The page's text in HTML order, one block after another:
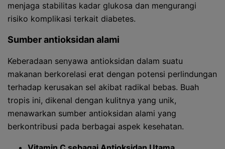
menjaga stabilitas kadar glukosa dan mengurangi
risiko komplikasi terkait diabetes.
Sumber antioksidan alami
Keberadaan senyawa antioksidan dalam suatu
makanan berkorelasi erat dengan potensi perlindungan
terhadap kerusakan sel akibat radikal bebas. Buah
tropis ini, dikenal dengan kulitnya yang unik,
menawarkan sumber antioksidan alami yang
berkontribusi pada berbagai aspek kesehatan.